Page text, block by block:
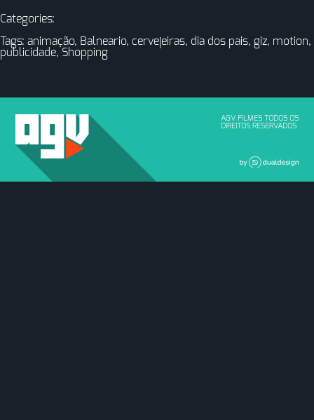
Categories:
Tags: animação, Balneario, cervejeiras, dia dos pais, giz, motion,
publicidade, Shopping
AGV FILMES TODOS OS
DIREITOS RESERVADOS